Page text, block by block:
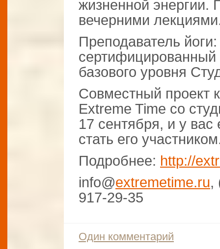
жизненной энергии.
вечерними
Преподаватель
сертифицированный
базового уровня
Совместный проект
Extreme Time со
17 сентября, и у
стать его
Подробнее: http://
info@extremetime.ru,
917-29-35
Один комментарий